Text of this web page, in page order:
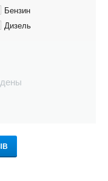
Бензин
Дизель